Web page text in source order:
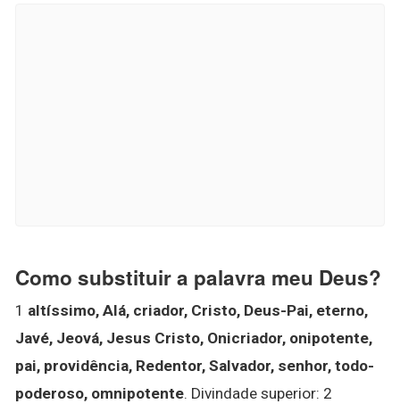
Como substituir a palavra meu Deus?
1 altíssimo, Alá, criador, Cristo, Deus-Pai, eterno,
Javé, Jeová, Jesus Cristo, Onicriador, onipotente,
pai, providência, Redentor, Salvador, senhor, todo-
poderoso, omnipotente. Divindade superior: 2